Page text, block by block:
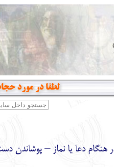
لطفا در مورد
دعا يا نماز – پوشاندن دست ها تا زير